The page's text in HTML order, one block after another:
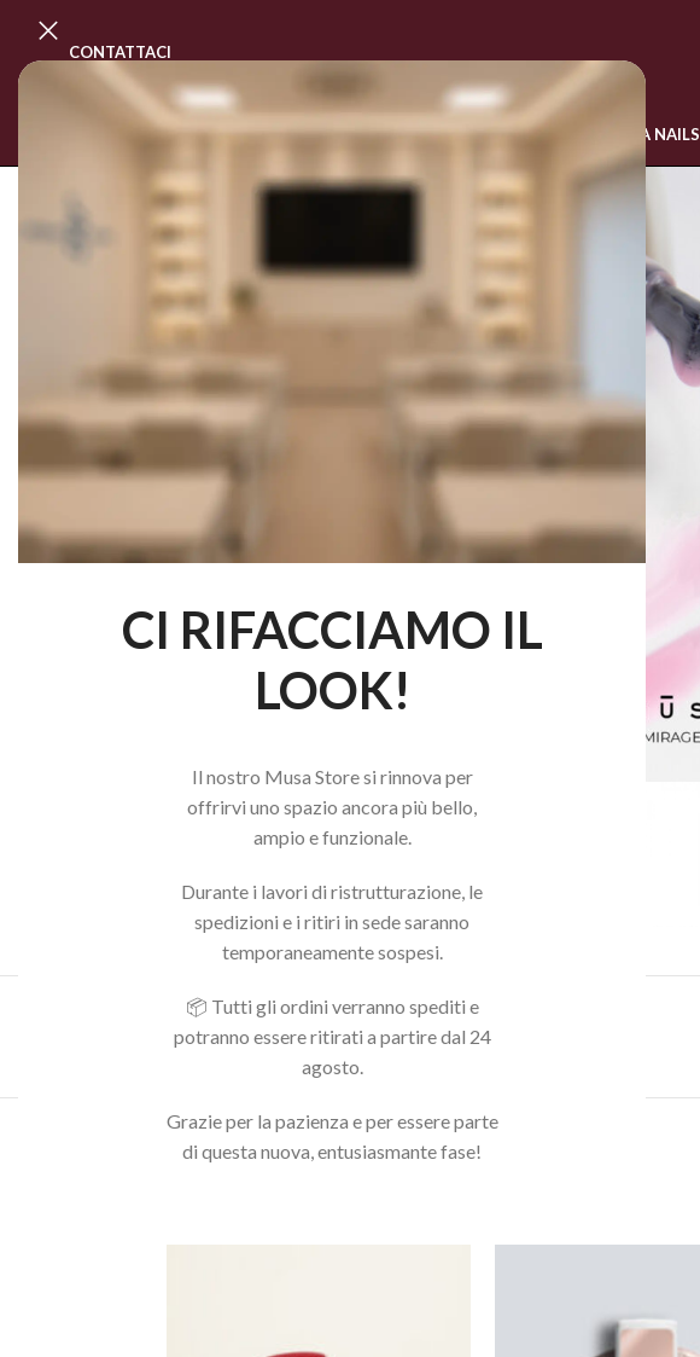
CI RIFACCIAMO IL
LOOK!
Il nostro Musa Store si rinnova per
offrirvi uno spazio ancora più bello,
ampio e funzionale.
Durante i lavori di ristrutturazione, le
spedizioni e i ritiri in sede saranno
temporaneamente sospesi.
📦 Tutti gli ordini verranno spediti e
potranno essere ritirati a partire dal 24
agosto.
Grazie per la pazienza e per essere parte
di questa nuova, entusiasmante fase!
CONTATTACI
PROGRAMMA MASTER CLASSCORSI ONLINE LINEA NAILS
Acquista il pacchetto e risparmia
Potrebbero interessarti anche...